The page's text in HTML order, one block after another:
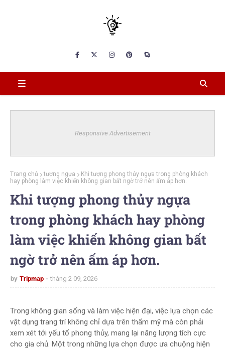
Responsive Advertisement
Trang chủ tượng ngựa
Khi tượng phong thủy ngựa trong phòng khách
hay phòng làm việc khiến không gian bất ngờ trở nên ấm áp hơn.
Khi tượng phong thủy ngựa
trong phòng khách hay phòng
làm việc khiến không gian bất
ngờ trở nên ấm áp hơn.
by Tripmap tháng 2 09, 2026
Trong không gian sống và làm việc hiện đại, việc lựa chọn các
vật dụng trang trí không chỉ dựa trên thẩm mỹ mà còn phải
xem xét tới yếu tố phong thủy, mang lại năng lượng tích cực
cho gia chủ. Một trong những lựa chọn được ưa chuộng hiện